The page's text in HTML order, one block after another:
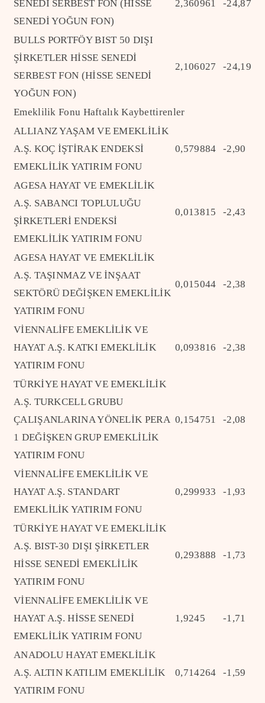
SENEDİ SERBEST FON (HİSSE
SENEDİ YOĞUN FON)
2,360961 -24,87
BULLS PORTFÖY BIST 50 DIŞI
ŞİRKETLER HİSSE SENEDİ
SERBEST FON (HİSSE SENEDİ
YOĞUN FON)
2,106027 -24,19
Emeklilik Fonu Haftalık Kaybettirenler
ALLIANZ YAŞAM VE EMEKLİLİK
A.Ş. KOÇ İŞTİRAK ENDEKSİ
EMEKLİLİK YATIRIM FONU
0,579884 -2,90
AGESA HAYAT VE EMEKLİLİK
A.Ş. SABANCI TOPLULUĞU
ŞİRKETLERİ ENDEKSİ
EMEKLİLİK YATIRIM FONU
0,013815 -2,43
AGESA HAYAT VE EMEKLİLİK
A.Ş. TAŞINMAZ VE İNŞAAT
SEKTÖRÜ DEĞİŞKEN EMEKLİLİK
YATIRIM FONU
0,015044 -2,38
VİENNALİFE EMEKLİLİK VE
HAYAT A.Ş. KATKI EMEKLİLİK
YATIRIM FONU
0,093816 -2,38
TÜRKİYE HAYAT VE EMEKLİLİK
A.Ş. TURKCELL GRUBU
ÇALIŞANLARINA YÖNELİK PERA
1 DEĞİŞKEN GRUP EMEKLİLİK
YATIRIM FONU
0,154751 -2,08
VİENNALİFE EMEKLİLİK VE
HAYAT A.Ş. STANDART
EMEKLİLİK YATIRIM FONU
0,299933 -1,93
TÜRKİYE HAYAT VE EMEKLİLİK
A.Ş. BIST-30 DIŞI ŞİRKETLER
HİSSE SENEDİ EMEKLİLİK
YATIRIM FONU
0,293888 -1,73
VİENNALİFE EMEKLİLİK VE
HAYAT A.Ş. HİSSE SENEDİ
EMEKLİLİK YATIRIM FONU
1,9245 -1,71
ANADOLU HAYAT EMEKLİLİK
A.Ş. ALTIN KATILIM EMEKLİLİK
YATIRIM FONU
0,714264 -1,59